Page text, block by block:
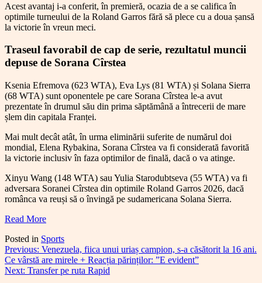
Acest avantaj i-a conferit, în premieră, ocazia de a se califica în
optimile turneului de la Roland Garros fără să plece cu a doua șansă
la victorie în vreun meci.
Traseul favorabil de cap de serie, rezultatul muncii
depuse de Sorana Cîrstea
Ksenia Efremova (623 WTA), Eva Lys (81 WTA) și Solana Sierra
(68 WTA) sunt oponentele pe care Sorana Cîrstea le-a avut
prezentate în drumul său din prima săptămână a întrecerii de mare
șlem din capitala Franței.
Mai mult decât atât, în urma eliminării suferite de numărul doi
mondial, Elena Rybakina, Sorana Cîrstea va fi considerată favorită
la victorie inclusiv în faza optimilor de finală, dacă o va atinge.
Xinyu Wang (148 WTA) sau Yulia Starodubtseva (55 WTA) va fi
adversara Soranei Cîrstea din optimile Roland Garros 2026, dacă
românca va reuși să o învingă pe sudamericana Solana Sierra.
Read More
Posted in Sports
Navigare
în
Previous: Venezuela, fiica unui uriaș campion, s-a căsătorit la 16 ani.
Ce vârstă are mirele + Reacția părinților: ”E evident”
Next: Transfer pe ruta Rapid